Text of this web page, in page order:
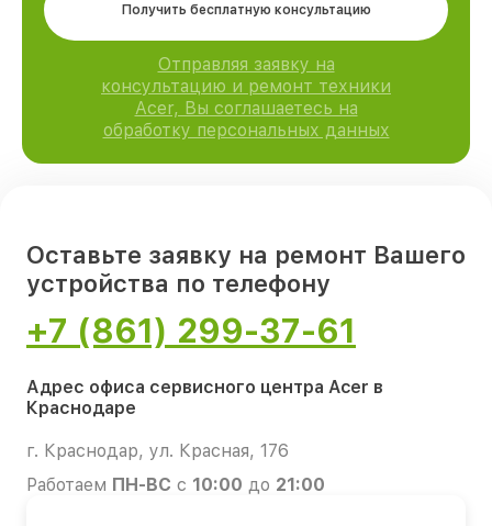
Получить бесплатную консультацию
Отправляя заявку на
консультацию и ремонт техники
Acer, Вы соглашаетесь на
обработку персональных данных
Оставьте заявку на ремонт Вашего
устройства по телефону
+7 (861) 299-37-61
Адрес офиса сервисного центра Acer в
Краснодаре
г. Краснодар, ул. Красная, 176
Работаем ПН-ВС с 10:00 до 21:00